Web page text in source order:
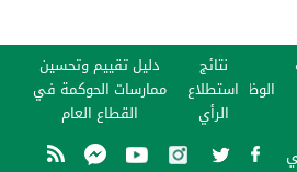
الوظائف
نتائج
استطلاع
الرأي
دليل تقييم وتحسين
ممارسات الحوكمة في
القطاع العام